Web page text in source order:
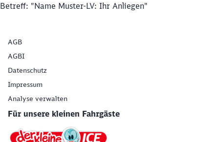
Betreff: "Name Muster-LV: Ihr Anliegen"
AGB
AGBI
Datenschutz
Impressum
Analyse verwalten
Für unsere kleinen Fahrgäste